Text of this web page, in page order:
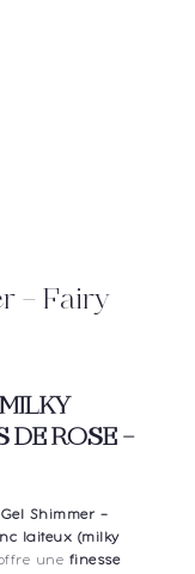
– Fairy
DE ROSE –
Shimmer –
laiteux (milky
une finesse